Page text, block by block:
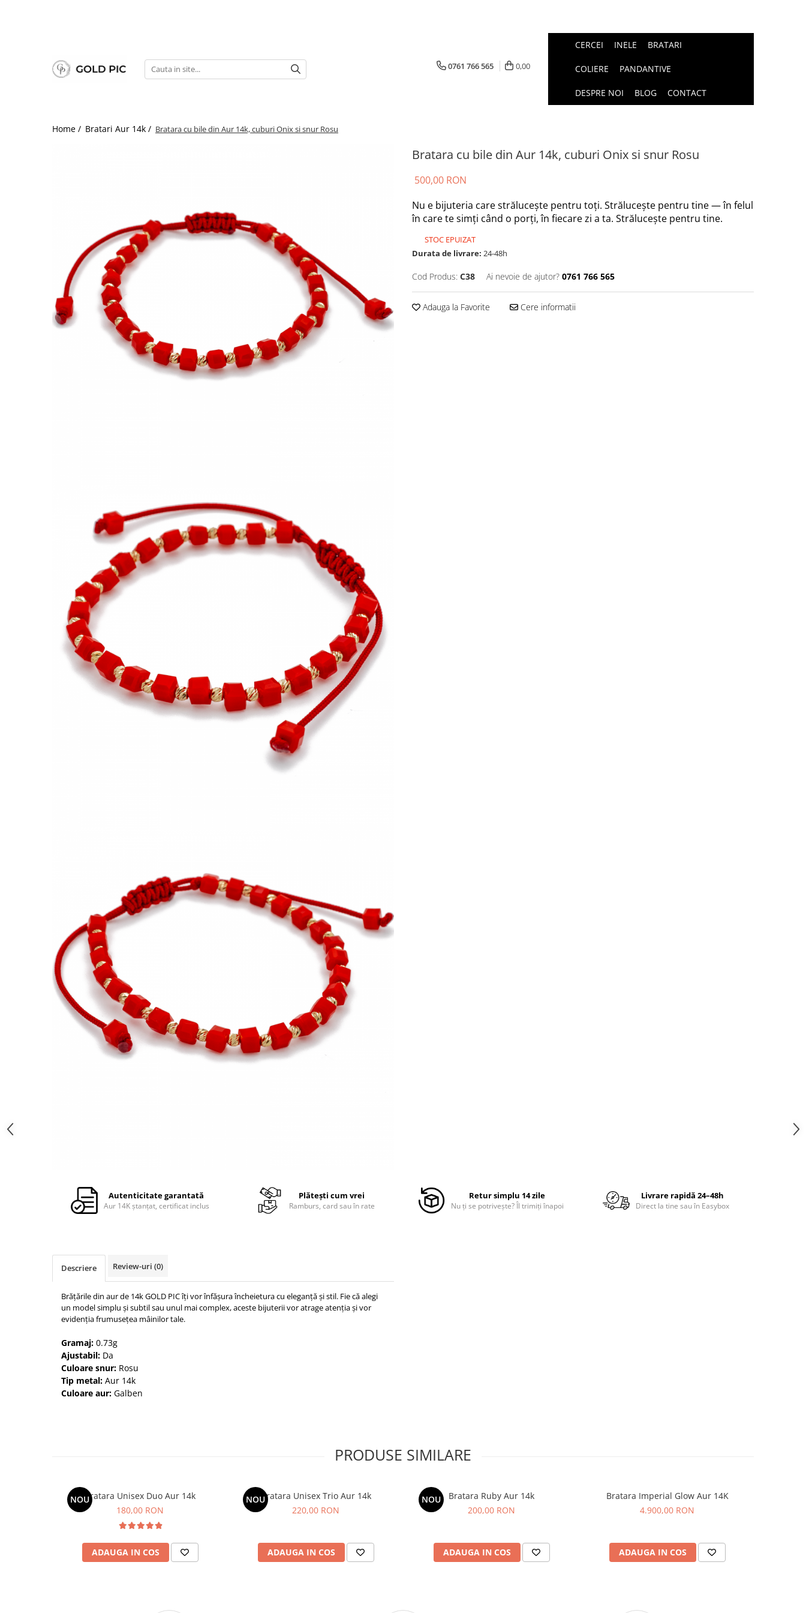
0761 766 565 0,00
CERCEI INELE BRATARI
COLIERE PANDANTIVE
DESPRE NOI BLOG CONTACT
Home / Bratari Aur 14k / Bratara cu bile din Aur 14k, cuburi Onix si snur Rosu
Bratara cu bile din Aur 14k, cuburi Onix si snur Rosu
500,00 RON
Nu e bijuteria care strălucește pentru toți. Strălucește pentru tine — în felul
în care te simți când o porți, în fiecare zi a ta. Strălucește pentru tine.
STOC EPUIZAT
Durata de livrare: 24-48h
Cod Produs: C38 Ai nevoie de ajutor? 0761 766 565
Adauga la Favorite Cere informatii
Autenticitate garantată
Aur 14K ștanțat, certificat inclus
Plătești cum vrei
Ramburs, card sau în rate
Retur simplu 14 zile
Nu ți se potrivește? Îl trimiți înapoi
Livrare rapidă 24–48h
Direct la tine sau în Easybox
Descriere Review-uri (0)
Brățările din aur de 14k GOLD PIC îți vor înfășura încheietura cu eleganță și stil. Fie că alegi
un model simplu și subtil sau unul mai complex, aceste bijuterii vor atrage atenția și vor
evidenția frumusețea mâinilor tale.
Gramaj: 0.73g
Ajustabil: Da
Culoare snur: Rosu
Tip metal: Aur 14k
Culoare aur: Galben
PRODUSE SIMILARE
NOUBratara Unisex Duo Aur 14k
180,00 RON
ADAUGA IN COS
NOUBratara Unisex Trio Aur 14k
220,00 RON
ADAUGA IN COS
NOU
Bratara Ruby Aur 14k
200,00 RON
ADAUGA IN COS
Bratara Imperial Glow Aur 14K
4.900,00 RON
ADAUGA IN COS